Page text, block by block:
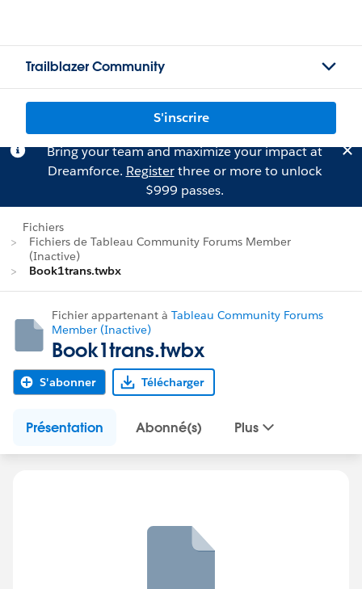
Trailblazer Community
S'inscrire
Bring your team and maximize your impact at
Dreamforce. Registerthree or more to unlock
$999 passes.
Fichiers
Fichiers de Tableau Community Forums Member
(Inactive)
Book1trans.twbx
Fichier appartenant à Tableau Community Forums
Member (Inactive)
Book1trans.twbx
S'abonner Télécharger
Présentation Abonné(s) Plus